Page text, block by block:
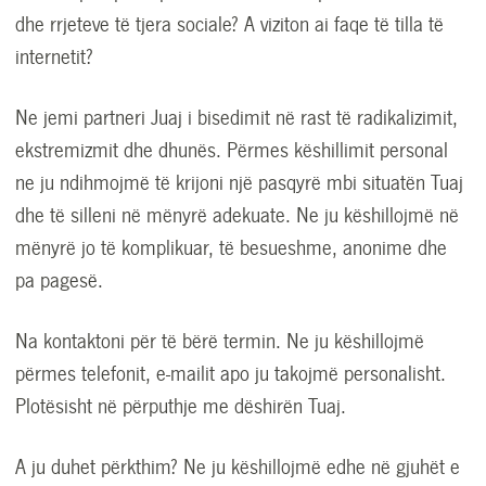
dhe rrjeteve të tjera sociale? A viziton ai faqe të tilla të
internetit?
Ne jemi partneri Juaj i bisedimit në rast të radikalizimit,
ekstremizmit dhe dhunës. Përmes këshillimit personal
ne ju ndihmojmë të krijoni një pasqyrë mbi situatën Tuaj
dhe të silleni në mënyrë adekuate. Ne ju këshillojmë në
mënyrë jo të komplikuar, të besueshme, anonime dhe
pa pagesë.
Na kontaktoni për të bërë termin. Ne ju këshillojmë
përmes telefonit, e-mailit apo ju takojmë personalisht.
Plotësisht në përputhje me dëshirën Tuaj.
A ju duhet përkthim? Ne ju këshillojmë edhe në gjuhët e